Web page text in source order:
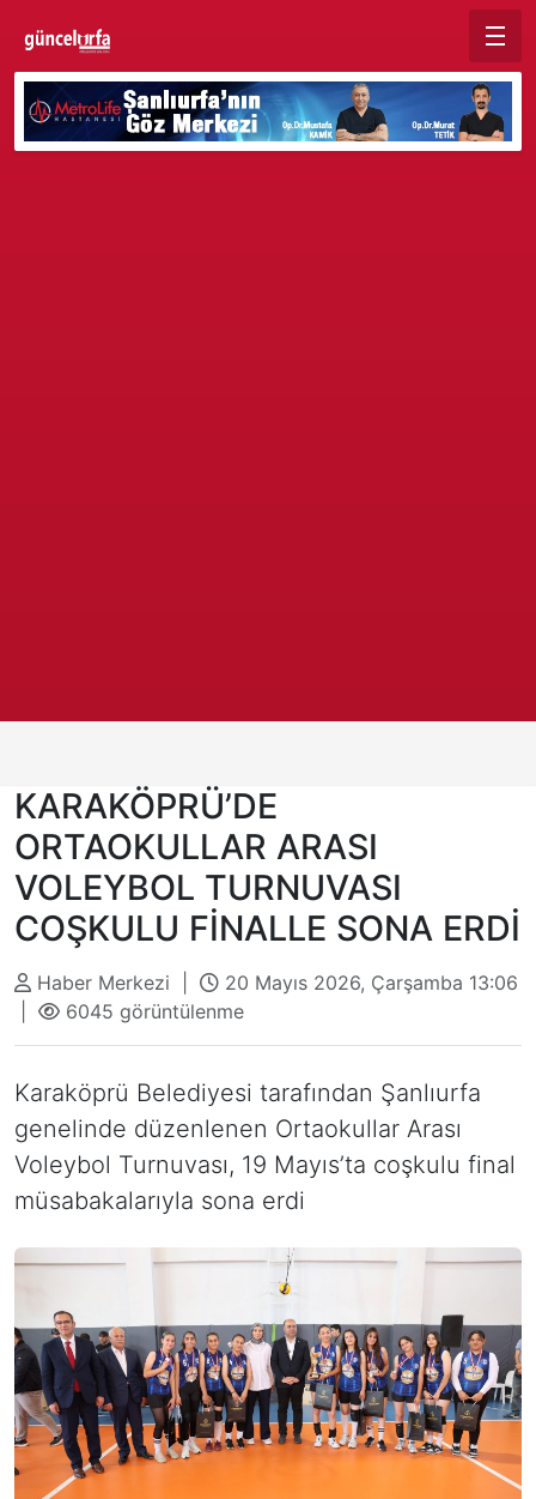
KARAKÖPRÜ’DE
ORTAOKULLAR ARASI
VOLEYBOL TURNUVASI
COŞKULU FİNALLE SONA ERDİ
Haber Merkezi |
20 Mayıs 2026, Çarşamba 13:06
6045 görüntülenme
Karaköprü Belediyesi tarafından Şanlıurfa
genelinde düzenlenen Ortaokullar Arası
Voleybol Turnuvası, 19 Mayıs’ta coşkulu final
müsabakalarıyla sona erdi